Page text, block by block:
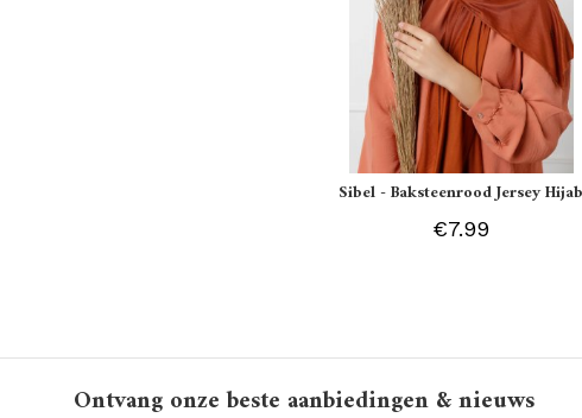
Sibel - Baksteenrood Jersey Hijab
€7.99
Ontvang onze beste aanbiedingen & nieuws